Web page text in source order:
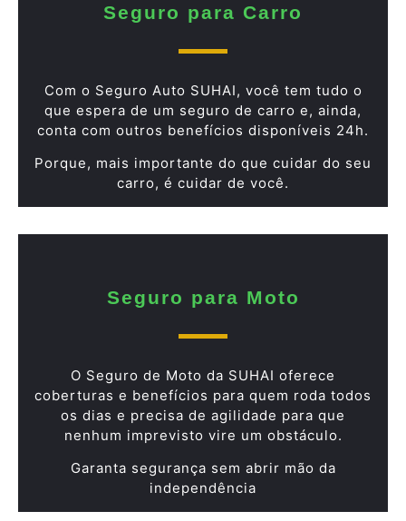
Seguro para Carro
Com o Seguro Auto SUHAI, você tem tudo o
que espera de um seguro de carro e, ainda,
conta com outros benefícios disponíveis 24h.
Porque, mais importante do que cuidar do seu
carro, é cuidar de você.
Seguro para Moto
O Seguro de Moto da SUHAI oferece
coberturas e benefícios para quem roda todos
os dias e precisa de agilidade para que
nenhum imprevisto vire um obstáculo.
Garanta segurança sem abrir mão da
independência